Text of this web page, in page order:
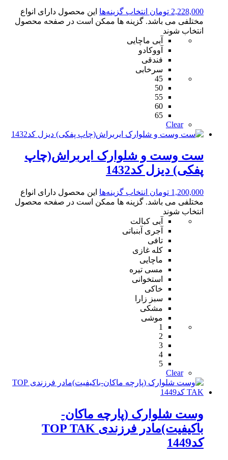
2,228,000 تومان انتخاب گزینه‌ها این محصول دارای انواع
مختلفی می باشد. گزینه ها ممکن است در صفحه محصول
انتخاب شوند
آبی ماچایی
آووکادو
فندقی
سرخابی
45
50
55
60
65
Clear
ست وست و شلوارک ایربراش(چاپ
پفکی) دیزل کد1432
1,200,000 تومان انتخاب گزینه‌ها این محصول دارای انواع
مختلفی می باشد. گزینه ها ممکن است در صفحه محصول
انتخاب شوند
آبی کبالت
آجری آبنباتی
تافی
کله غازی
ماچایی
مسی تیره
استخوانی
خاکی
سبز زارا
مشکی
موشی
1
2
3
4
5
Clear
وست شلوارک (پارچه ماکان-
باکیفیت)مادر فرزندی TOP TAK
کد1449